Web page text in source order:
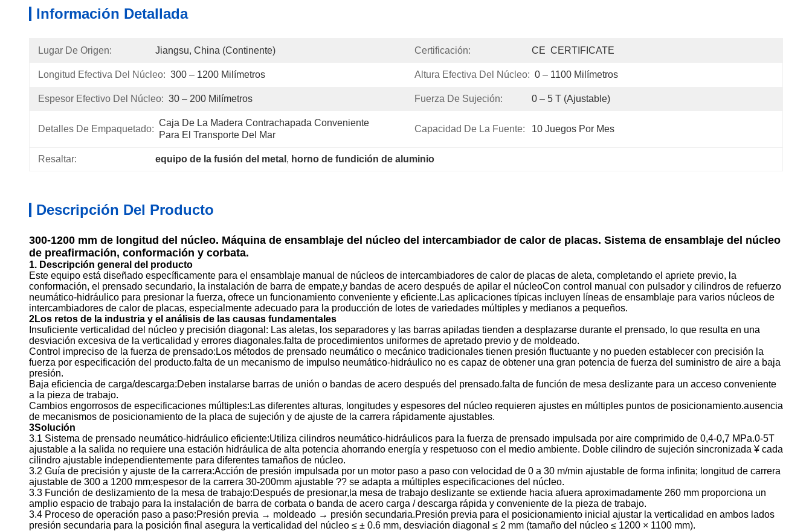
Información Detallada
Lugar De Origen: Jiangsu, China (continente) Certificación: CE  CERTIFICATE
Longitud Efectiva Del Núcleo: 300 – 1200 Milímetros Altura Efectiva Del Núcleo: 0 – 1100 Milímetros
Espesor Efectivo Del Núcleo: 30 – 200 Milímetros Fuerza De Sujeción: 0 – 5 T (ajustable)
Detalles De Empaquetado:
Caja De La Madera Contrachapada Conveniente
Para El Transporte Del Mar
Capacidad De La Fuente: 10 Juegos Por Mes
Resaltar: equipo de la fusión del metal , horno de fundición de aluminio
Descripción Del Producto
300-1200 mm de longitud del núcleo. Máquina de ensamblaje del núcleo del intercambiador de calor de placas. Sistema de ensamblaje del núcleo
de preafirmación, conformación y corbata.
1. Descripción general del producto
Este equipo está diseñado específicamente para el ensamblaje manual de núcleos de intercambiadores de calor de placas de aleta, completando el apriete previo, la
conformación, el prensado secundario, la instalación de barra de empate,y bandas de acero después de apilar el núcleoCon control manual con pulsador y cilindros de refuerzo
neumático-hidráulico para presionar la fuerza, ofrece un funcionamiento conveniente y eficiente.Las aplicaciones típicas incluyen líneas de ensamblaje para varios núcleos de
intercambiadores de calor de placas, especialmente adecuado para la producción de lotes de variedades múltiples y medianos a pequeños.
2Los retos de la industria y el análisis de las causas fundamentales
Insuficiente verticalidad del núcleo y precisión diagonal: Las aletas, los separadores y las barras apiladas tienden a desplazarse durante el prensado, lo que resulta en una
desviación excesiva de la verticalidad y errores diagonales.falta de procedimientos uniformes de apretado previo y de moldeado.
Control impreciso de la fuerza de prensado:Los métodos de prensado neumático o mecánico tradicionales tienen presión fluctuante y no pueden establecer con precisión la
fuerza por especificación del producto.falta de un mecanismo de impulso neumático-hidráulico no es capaz de obtener una gran potencia de fuerza del suministro de aire a baja
presión.
Baja eficiencia de carga/descarga:Deben instalarse barras de unión o bandas de acero después del prensado.falta de función de mesa deslizante para un acceso conveniente
a la pieza de trabajo.
Cambios engorrosos de especificaciones múltiples:Las diferentes alturas, longitudes y espesores del núcleo requieren ajustes en múltiples puntos de posicionamiento.ausencia
de mecanismos de posicionamiento de la placa de sujeción y de ajuste de la carrera rápidamente ajustables.
3Solución
3.1 Sistema de prensado neumático-hidráulico eficiente:Utiliza cilindros neumático-hidráulicos para la fuerza de prensado impulsada por aire comprimido de 0,4-0,7 MPa.0-5T
ajustable a la salida no requiere una estación hidráulica de alta potencia ahorrando energía y respetuoso con el medio ambiente. Doble cilindro de sujeción sincronizada ¥ cada
cilindro ajustable independientemente para diferentes tamaños de núcleo.
3.2 Guía de precisión y ajuste de la carrera:Acción de presión impulsada por un motor paso a paso con velocidad de 0 a 30 m/min ajustable de forma infinita; longitud de carrera
ajustable de 300 a 1200 mm;espesor de la carrera 30-200mm ajustable ?? se adapta a múltiples especificaciones del núcleo.
3.3 Función de deslizamiento de la mesa de trabajo:Después de presionar,la mesa de trabajo deslizante se extiende hacia afuera aproximadamente 260 mm proporciona un
amplio espacio de trabajo para la instalación de barra de corbata o banda de acero carga / descarga rápida y conveniente de la pieza de trabajo.
3.4 Proceso de operación paso a paso:Presión previa → moldeado → presión secundaria.Presión previa para el posicionamiento inicial ajustar la verticalidad en ambos lados
presión secundaria para la posición final asegura la verticalidad del núcleo ≤ ± 0.6 mm, desviación diagonal ≤ 2 mm (tamaño del núcleo ≤ 1200 × 1100 mm).